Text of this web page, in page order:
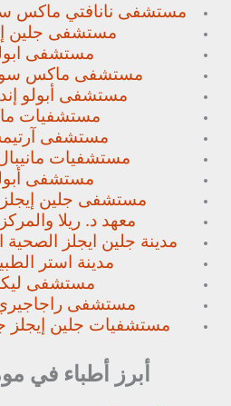
مستشفى نانافتي ماكس
مستشفى جلين
مستشفى
مستشفى ماكس
مستشفى أبولو
مستشفيات
مستشفى
مستشفيات مانيبال
مستشفى
مستشفى جلين إيجلز
معهد د. ريلا
مدينة جلين ايجلز الصحية
مدينة استر
مستشفى
مستشفى
مستشفيات جلين إيجلز
أبرز أطباء في